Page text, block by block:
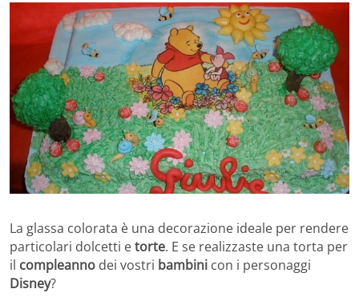
La glassa colorata è una decorazione ideale per rendere
particolari dolcetti etorte. E se realizzaste una torta per
il compleanno dei vostri bambini con i personaggi
Disney?